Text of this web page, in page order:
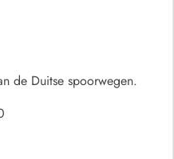
de Duitse spoorwegen.